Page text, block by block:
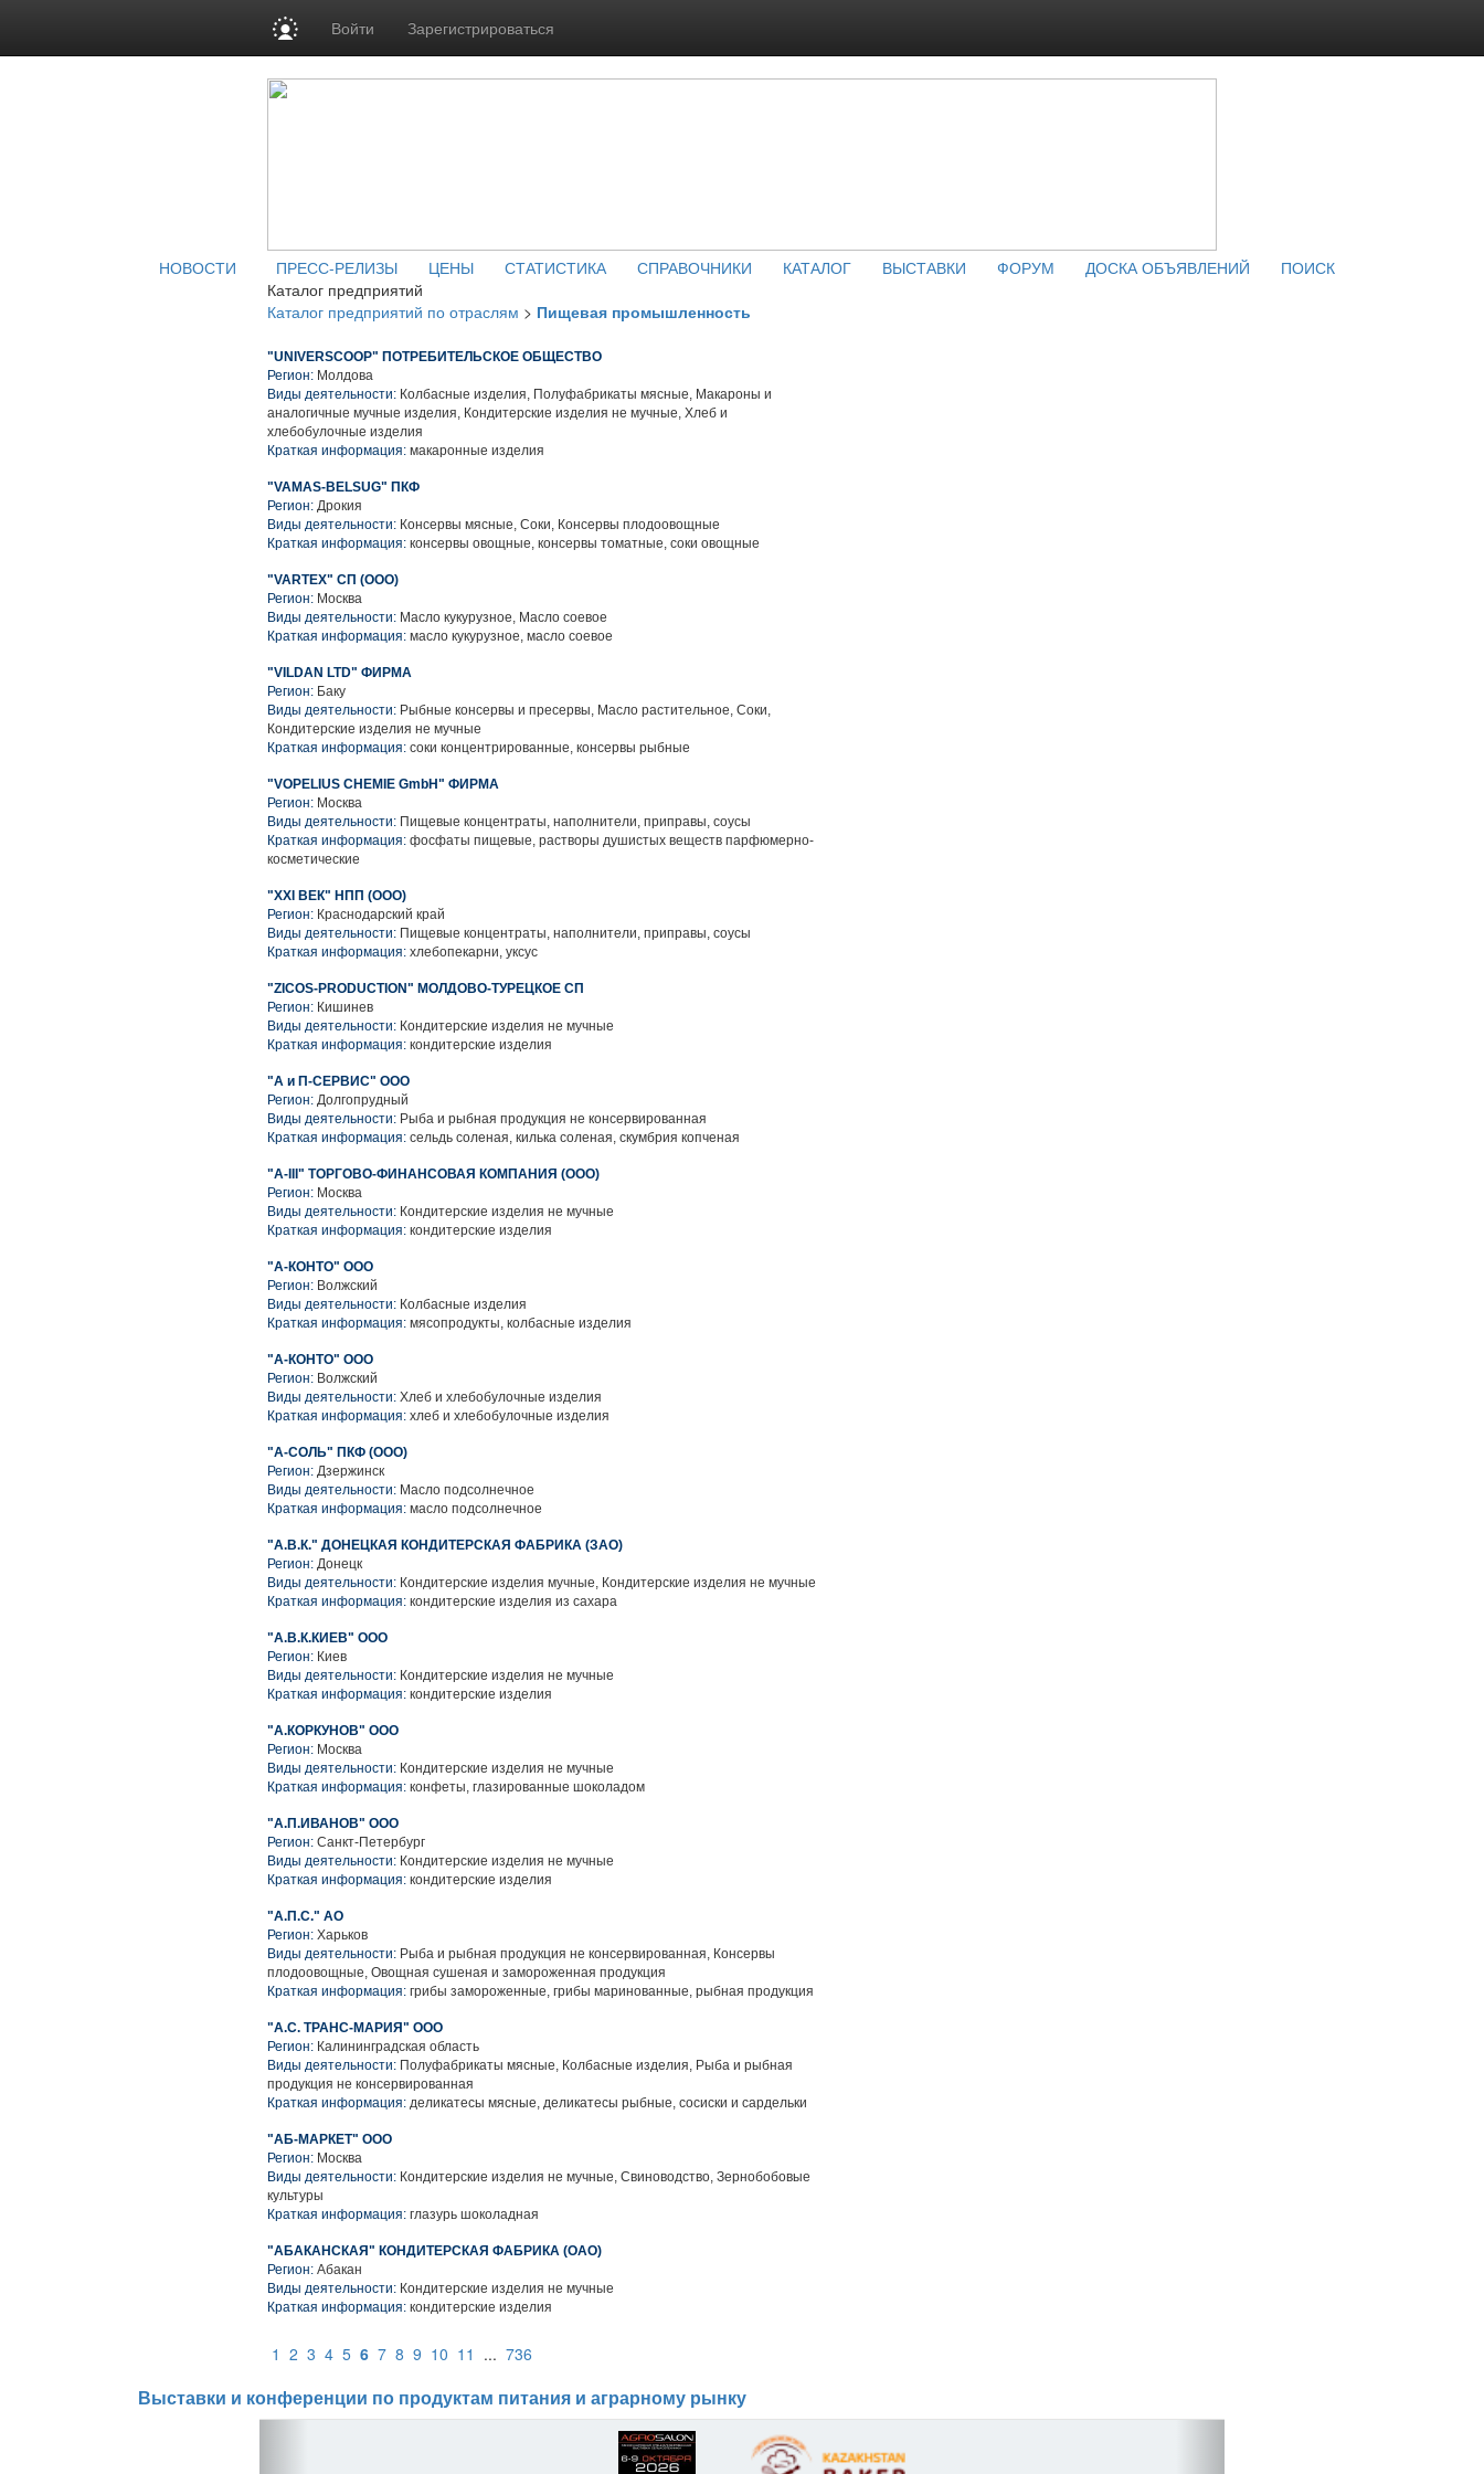
Войти Зарегистрироваться
НОВОСТИ ПРЕСС-РЕЛИЗЫ ЦЕНЫ СТАТИСТИКА СПРАВОЧНИКИ КАТАЛОГ ВЫСТАВКИ ФОРУМ ДОСКА ОБЪЯВЛЕНИЙ
ПОИСК
Каталог предприятий
Каталог предприятий по отраслям > Пищевая промышленность
"UNIVERSCOOP" ПОТРЕБИТЕЛЬСКОЕ ОБЩЕСТВО
Регион: Молдова
Виды деятельности: Колбасные изделия, Полуфабрикаты мясные, Макароны и
аналогичные мучные изделия, Кондитерские изделия не мучные, Хлеб и
хлебобулочные изделия
Краткая информация: макаронные изделия
"VAMAS-BELSUG" ПКФ
Регион: Дрокия
Виды деятельности: Консервы мясные, Соки, Консервы плодоовощные
Краткая информация: консервы овощные, консервы томатные, соки овощные
"VARTEX" СП (ООО)
Регион: Москва
Виды деятельности: Масло кукурузное, Масло соевое
Краткая информация: масло кукурузное, масло соевое
"VILDAN LTD" ФИРМА
Регион: Баку
Виды деятельности: Рыбные консервы и пресервы, Масло растительное, Соки,
Кондитерские изделия не мучные
Краткая информация: соки концентрированные, консервы рыбные
"VOPELIUS CHEMIE GmbH" ФИРМА
Регион: Москва
Виды деятельности: Пищевые концентраты, наполнители, приправы, соусы
Краткая информация: фосфаты пищевые, растворы душистых веществ парфюмерно-
косметические
"XXI ВЕК" НПП (ООО)
Регион: Краснодарский край
Виды деятельности: Пищевые концентраты, наполнители, приправы, соусы
Краткая информация: хлебопекарни, уксус
"ZICOS-PRODUCTION" МОЛДОВО-ТУРЕЦКОЕ СП
Регион: Кишинев
Виды деятельности: Кондитерские изделия не мучные
Краткая информация: кондитерские изделия
"А и П-СЕРВИС" ООО
Регион: Долгопрудный
Виды деятельности: Рыба и рыбная продукция не консервированная
Краткая информация: сельдь соленая, килька соленая, скумбрия копченая
"А-III" ТОРГОВО-ФИНАНСОВАЯ КОМПАНИЯ (ООО)
Регион: Москва
Виды деятельности: Кондитерские изделия не мучные
Краткая информация: кондитерские изделия
"А-КОНТО" ООО
Регион: Волжский
Виды деятельности: Колбасные изделия
Краткая информация: мясопродукты, колбасные изделия
"А-КОНТО" ООО
Регион: Волжский
Виды деятельности: Хлеб и хлебобулочные изделия
Краткая информация: хлеб и хлебобулочные изделия
"А-СОЛЬ" ПКФ (ООО)
Регион: Дзержинск
Виды деятельности: Масло подсолнечное
Краткая информация: масло подсолнечное
"А.В.К." ДОНЕЦКАЯ КОНДИТЕРСКАЯ ФАБРИКА (ЗАО)
Регион: Донецк
Виды деятельности: Кондитерские изделия мучные, Кондитерские изделия не мучные
Краткая информация: кондитерские изделия из сахара
"А.В.К.КИЕВ" ООО
Регион: Киев
Виды деятельности: Кондитерские изделия не мучные
Краткая информация: кондитерские изделия
"А.КОРКУНОВ" ООО
Регион: Москва
Виды деятельности: Кондитерские изделия не мучные
Краткая информация: конфеты, глазированные шоколадом
"А.П.ИВАНОВ" ООО
Регион: Санкт-Петербург
Виды деятельности: Кондитерские изделия не мучные
Краткая информация: кондитерские изделия
"А.П.С." АО
Регион: Харьков
Виды деятельности: Рыба и рыбная продукция не консервированная, Консервы
плодоовощные, Овощная сушеная и замороженная продукция
Краткая информация: грибы замороженные, грибы маринованные, рыбная продукция
"А.С. ТРАНС-МАРИЯ" ООО
Регион: Калининградская область
Виды деятельности: Полуфабрикаты мясные, Колбасные изделия, Рыба и рыбная
продукция не консервированная
Краткая информация: деликатесы мясные, деликатесы рыбные, сосиски и сардельки
"АБ-МАРКЕТ" ООО
Регион: Москва
Виды деятельности: Кондитерские изделия не мучные, Свиноводство, Зернобобовые
культуры
Краткая информация: глазурь шоколадная
"АБАКАНСКАЯ" КОНДИТЕРСКАЯ ФАБРИКА (ОАО)
Регион: Абакан
Виды деятельности: Кондитерские изделия не мучные
Краткая информация: кондитерские изделия
1 2 3 4 5 6 7 8 9 10 11 ... 736
Выставки и конференции по продуктам питания и аграрному рынку